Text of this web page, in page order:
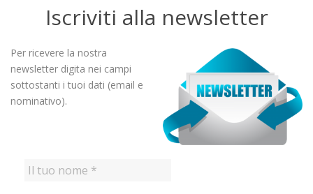
Iscriviti alla newsletter
Per ricevere la nostra
newsletter digita nei campi
sottostanti i tuoi dati (email e
nominativo).